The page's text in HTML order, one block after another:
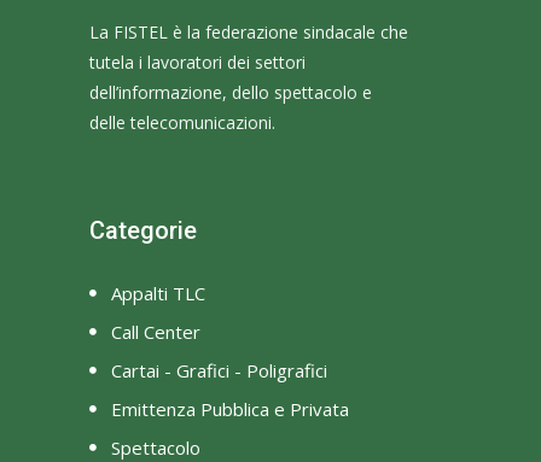
La FISTEL è la federazione sindacale che
tutela i lavoratori dei settori
dell’informazione, dello spettacolo e
delle telecomunicazioni.
Categorie
Appalti TLC
Call Center
Cartai - Grafici - Poligrafici
Emittenza Pubblica e Privata
Spettacolo